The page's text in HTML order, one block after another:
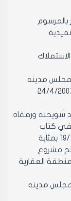
بالمرسوم
التنفيذية
مدينه
شويحنة ورفقاه
في كتاب
مؤسسه المياه رقم 7153/ 41 تاريخ 19/12/1985 بمثابة
مشروع
العقار رقم 804 من المنطقة العقارية
مجلس مدينه